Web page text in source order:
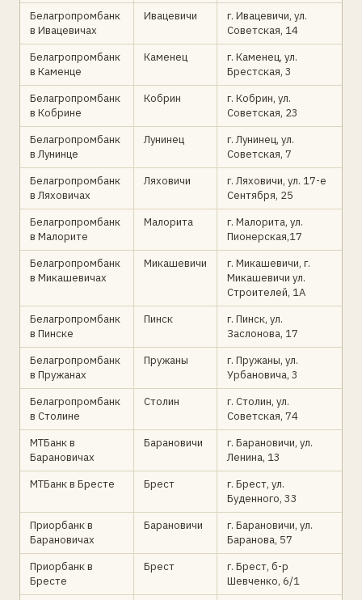
Белагропромбанк
в Ивацевичах
Ивацевичи
г. Ивацевичи, ул.
Советская, 14
Белагропромбанк
в Каменце
Каменец
г. Каменец, ул.
Брестская, 3
Белагропромбанк
в Кобрине
Кобрин
г. Кобрин, ул.
Советская, 23
Белагропромбанк
в Лунинце
Лунинец
г. Лунинец, ул.
Советская, 7
Белагропромбанк
в Ляховичах
Ляховичи
г. Ляховичи, ул. 17-е
Сентября, 25
Белагропромбанк
в Малорите
Малорита
г. Малорита, ул.
Пионерская,17
Белагропромбанк
в Микашевичах
Микашевичи
г. Микашевичи, г.
Микашевичи ул.
Строителей, 1А
Белагропромбанк
в Пинске
Пинск
г. Пинск, ул.
Заслонова, 17
Белагропромбанк
в Пружанах
Пружаны
г. Пружаны, ул.
Урбановича, 3
Белагропромбанк
в Столине
Столин
г. Столин, ул.
Советская, 74
МТБанк в
Барановичах
Барановичи
г. Барановичи, ул.
Ленина, 13
МТБанк в Бресте
Брест
г. Брест, ул.
Буденного, 33
Приорбанк в
Барановичах
Барановичи
г. Барановичи, ул.
Баранова, 57
Приорбанк в
Бресте
Брест
г. Брест, б-р
Шевченко, 6/1